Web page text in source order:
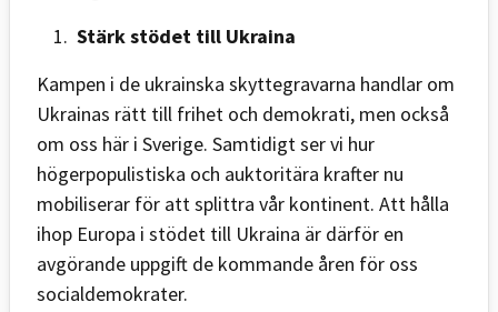
Stärk stödet till Ukraina
Kampen i de ukrainska skyttegravarna handlar om
Ukrainas rätt till frihet och demokrati, men också
om oss här i Sverige. Samtidigt ser vi hur
högerpopulistiska och auktoritära krafter nu
mobiliserar för att splittra vår kontinent. Att hålla
ihop Europa i stödet till Ukraina är därför en
avgörande uppgift de kommande åren för oss
socialdemokrater.